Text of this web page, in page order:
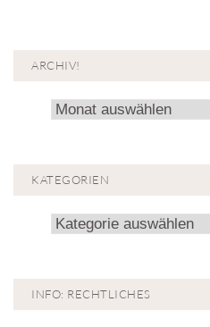
ARCHIV!
Archiv!
KATEGORIEN
Kategorien
INFO: RECHTLICHES